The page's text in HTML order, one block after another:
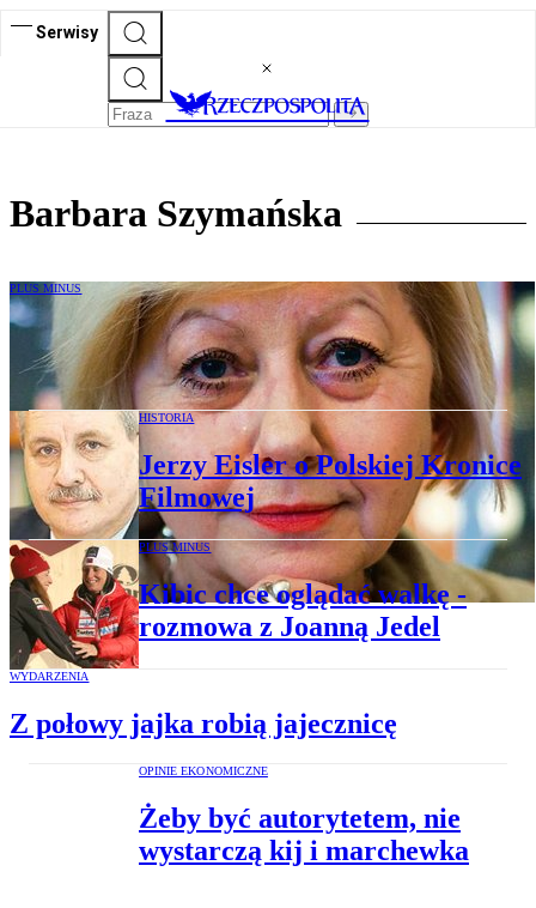
Serwisy
Barbara Szymańska
PLUS MINUS
Dziennikarze i łgarze - rozmowa z Joanną
Siedlecką
HISTORIA
Jerzy Eisler o Polskiej Kronice
Filmowej
PLUS MINUS
Kibic chce oglądać walkę -
rozmowa z Joanną Jedel
WYDARZENIA
Z połowy jajka robią jajecznicę
OPINIE EKONOMICZNE
Żeby być autorytetem, nie
wystarczą kij i marchewka